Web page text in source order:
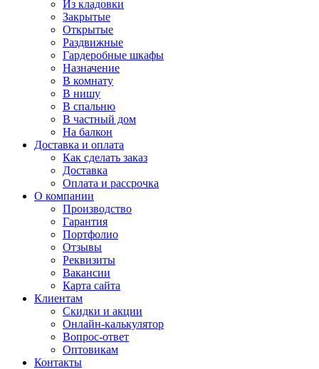
Из кладовки
Закрытые
Открытые
Раздвижные
Гардеробные шкафы
Назначение
В комнату
В нишу
В спальню
В частный дом
На балкон
Доставка и оплата
Как сделать заказ
Доставка
Оплата и рассрочка
О компании
Производство
Гарантия
Портфолио
Отзывы
Реквизиты
Вакансии
Карта сайта
Клиентам
Скидки и акции
Онлайн-калькулятор
Вопрос-ответ
Оптовикам
Контакты